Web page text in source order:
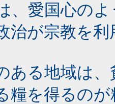
、愛国心の
治が宗教を
ある地域は
糧を得るの